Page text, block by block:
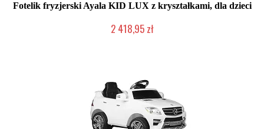
Fotelik fryzjerski Ayala KID LUX z kryształkami, dla dzieci
2 418,95 zł